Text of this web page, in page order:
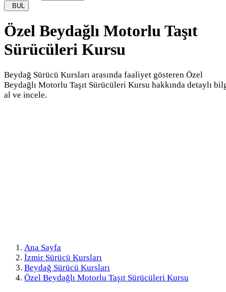
BUL
Özel Beydağlı Motorlu Taşıt
Sürücüleri Kursu
Beydağ Sürücü Kursları arasında faaliyet gösteren Özel
Beydağlı Motorlu Taşıt Sürücüleri Kursu hakkında detaylı
al ve incele.
Ana Sayfa
İzmir Sürücü Kursları
Beydağ Sürücü Kursları
Özel Beydağlı Motorlu Taşıt Sürücüleri Kursu